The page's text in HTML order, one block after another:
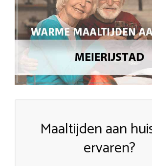
Maaltijden aan
ervaren?